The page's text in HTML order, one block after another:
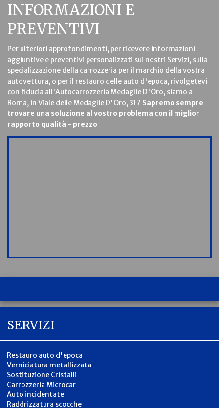
INFORMAZIONI E
PREVENTIVI
Per ulteriori approfondimenti, per ricevere informazioni
aggiuntive e preventivi personalizzati sui nostri Servizi, sulla
specializzazione della carrozzeria per il marchio della vostra
autovettura, o per il restauro delle auto d'epoca, rivolgetevi
con fiducia all'Autocarrozzeria Medaglie D'Oro, siamo a
Roma, in Viale delle Medaglie D'Oro, 317 Sapremo sempre
trovare una soluzione al vostro problema con il miglior
rapporto qualità - prezzo
SERVIZI
Restauro auto d'epoca
Verniciatura metallizzata
Sostituzione Cristalli
Carrozzeria Microcar
Auto incidentate
Raddrizzatura scocche